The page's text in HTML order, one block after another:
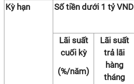
Kỳ hạn Số tiền dưới 1 tỷ VND
Lãi suất
cuối kỳ
(%/năm)
Lãi suất
trả lãi
hàng
tháng